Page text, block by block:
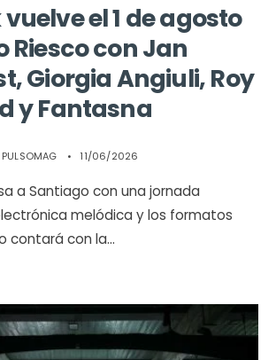
el 1 de agosto
Riesco con Jan
Giorgia Angiuli, Roy
y Fantasna
PULSOMAG • 11/06/2026
a Santiago con una jornada
melódica y los formatos
contará con la...